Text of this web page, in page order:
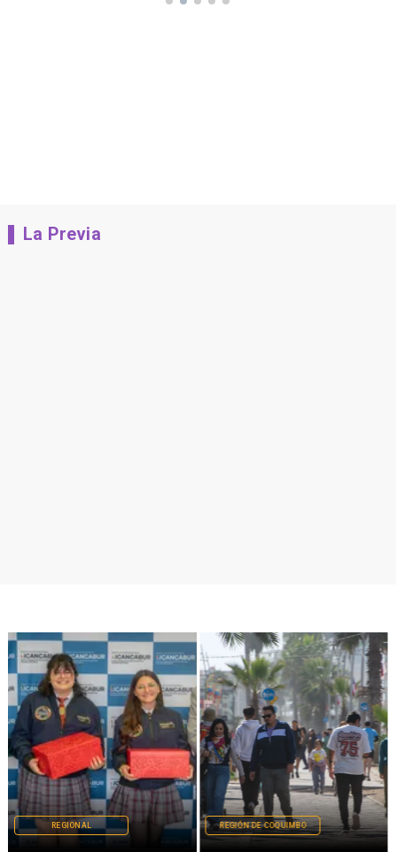
La Previa
REGIONAL REGIÓN DE COQUIMBO